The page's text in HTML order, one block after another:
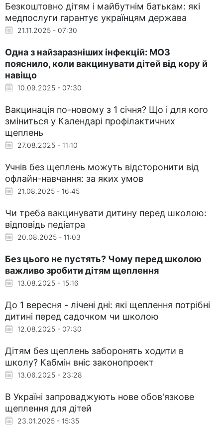
Безкоштовно дітям і майбутнім батькам: які
медпослуги гарантує українцям держава
21.11.2025 - 07:30
Одна з найзаразніших інфекцій: МОЗ
пояснило, коли вакцинувати дітей від кору й
навіщо
10.09.2025 - 07:30
Вакцинація по-новому з 1 січня? Що і для кого
зміниться у Календарі профілактичних
щеплень
27.08.2025 - 11:10
Учнів без щеплень можуть відсторонити від
офлайн-навчання: за яких умов
21.08.2025 - 16:45
Чи треба вакцинувати дитину перед школою:
відповідь педіатра
20.08.2025 - 11:03
Без цього не пустять? Чому перед школою
важливо зробити дітям щеплення
13.08.2025 - 15:16
До 1 вересня - лічені дні: які щеплення потрібні
дитині перед садочком чи школою
12.08.2025 - 07:30
Дітям без щеплень заборонять ходити в
школу? Кабмін вніс законопроект
13.06.2025 - 23:28
В Україні запроваджують нове обов'язкове
щеплення для дітей
23.01.2025 - 15:35